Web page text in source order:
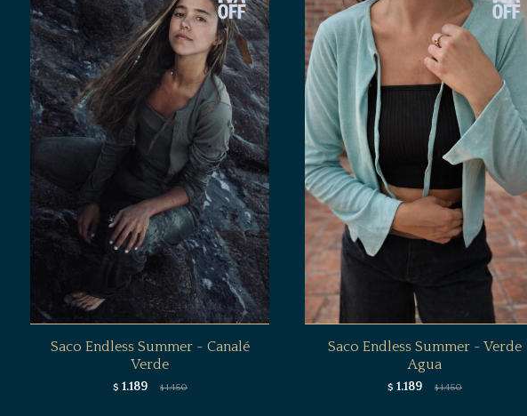
Saco Endless Summer - Canalé
Verde
$ 1.189 $ 1.450
Saco Endless Summer - Verde
Agua
$ 1.189 $ 1.450